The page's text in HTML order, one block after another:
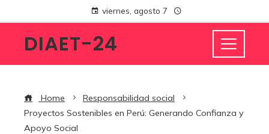
viernes, agosto 7
DIAET-24
Home
Responsabilidad social
Proyectos Sostenibles en Perú: Generando Confianza y
Apoyo Social